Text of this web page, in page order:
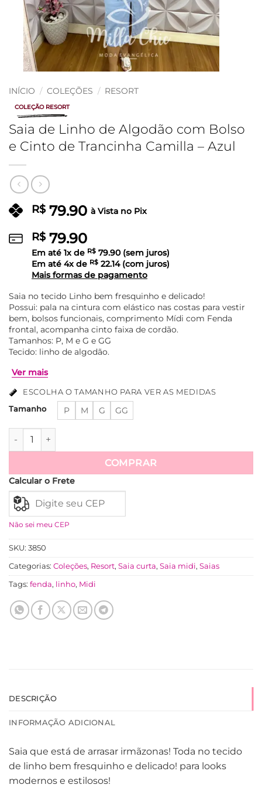
INÍCIO / COLEÇÕES / RESORT
COLEÇÃO RESORT
Saia de Linho de Algodão com Bolso
e Cinto de Trancinha Camilla – Azul
R$79.90 à Vista no Pix
R$79.90
Em até 1x de R$ 79.90(sem juros)
Em até 4x de R$ 22.14(com juros)
Mais formas de pagamento
Saia no tecido Linho bem fresquinho e delicado!
Possui: pala na cintura com elástico nas costas para vestir
bem, bolsos funcionais, comprimento Mídi com Fenda
frontal, acompanha cinto faixa de cordão.
Tamanhos: P, M e G e GG
Tecido: linho de algodão.
Ver mais
ESCOLHA O TAMANHO PARA VER AS MEDIDAS
Tamanho P M G GG
Saia de Linho de Algodão com Bolso e Cinto de Trancinha
COMPRAR
Calcular o Frete
Não sei meu CEP
SKU: 3850
Categorias: Coleções, Resort, Saia curta, Saia midi, Saias
Tags: fenda, linho, Midi
DESCRIÇÃO
INFORMAÇÃO ADICIONAL
Saia que está de arrasar irmãzonas! Toda no tecido
de linho bem fresquinho e delicado! para looks
modernos e estilosos!